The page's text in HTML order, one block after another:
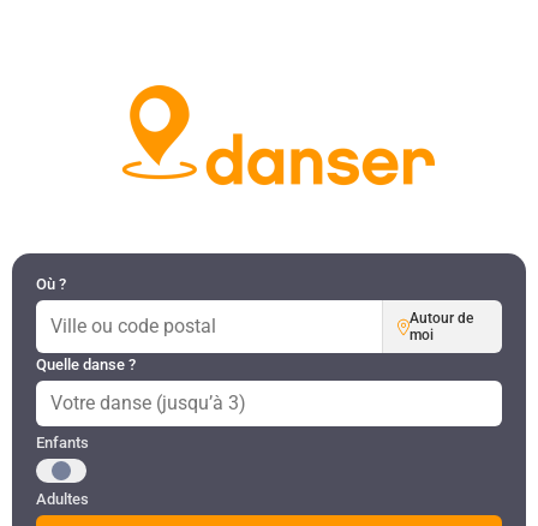
Où ?
Autour de
moi
Quelle danse ?
Public recherché
Enfants
Adultes